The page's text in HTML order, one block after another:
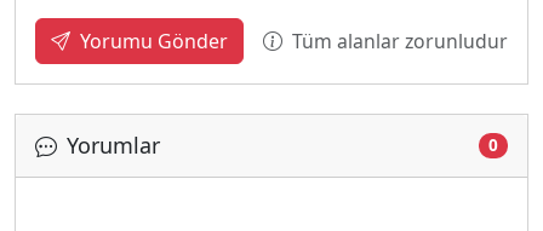
Yorumu Gönder Tüm alanlar zorunludur
Yorumlar 0